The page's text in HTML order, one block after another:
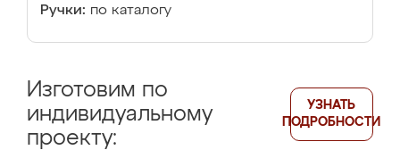
Ручки: по каталогу
Изготовим по
индивидуальному
проекту:
УЗНАТЬ
ПОДРОБНОСТИ